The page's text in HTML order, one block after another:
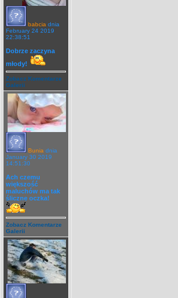
babcia dnia
February 24 2019
22:38:51
Dobrze zaczyna
młody!
Zobacz Komentarze
Galerii
Bunia dnia
January 30 2019
14:51:30
Ach czemu
większość
maluchów ma tak
śliczne oczka!
Zobacz Komentarze
Galerii